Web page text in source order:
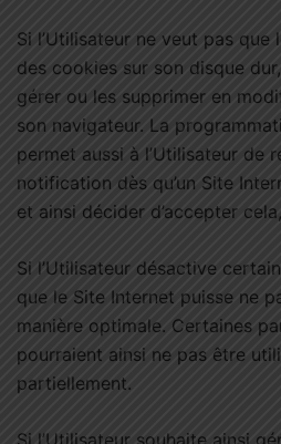
Si l’Utilisateur ne veut pas
des cookies sur son disque
gérer ou les supprimer en
son navigateur. La
permet aussi à l’Utilisateur de
notification dès qu’un Site
et ainsi décider d’accepter
Si l’Utilisateur désactive
que le Site Internet puisse ne
manière optimale. Certaines
pourraient ainsi ne pas être
partiellement.
Si l’Utilisateur souhaite ainsi